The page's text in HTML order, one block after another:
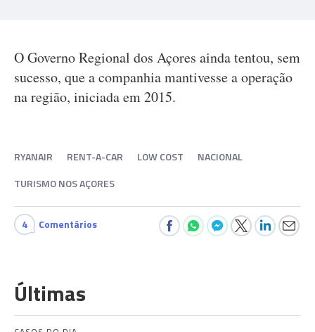
O Governo Regional dos Açores ainda tentou, sem
sucesso, que a companhia mantivesse a operação
na região, iniciada em 2015.
RYANAIR RENT-A-CAR LOW COST
NACIONAL
TURISMO NOS AÇORES
4 Comentários
Últimas